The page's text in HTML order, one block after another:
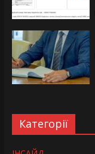
Категорії